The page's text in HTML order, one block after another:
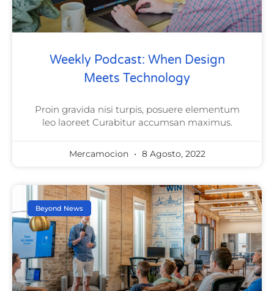
Weekly Podcast: When Design
Meets Technology
Proin gravida nisi turpis, posuere elementum
leo laoreet Curabitur accumsan maximus.
Mercamocion 8 Agosto, 2022
Beyond News